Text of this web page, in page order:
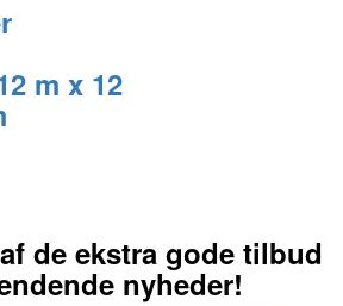
m x 12
de ekstra gode tilbud
nyheder!